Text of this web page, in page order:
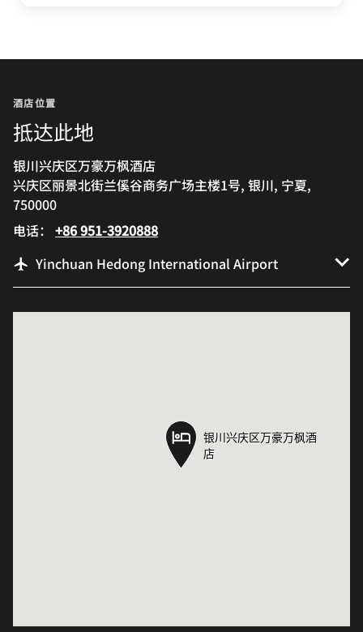
酒店位置
抵达此地
银川兴庆区万豪万枫酒店
兴庆区丽景北街兰傒谷商务广场主楼1号, 银川, 宁夏,
750000
电话： +86 951-3920888
Yinchuan Hedong International Airport
银川兴庆区万豪万枫酒
店
银川兴庆区万豪万枫酒
店